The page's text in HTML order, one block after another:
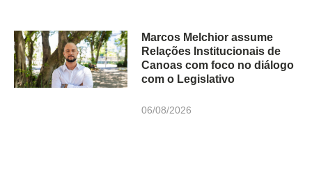
Marcos Melchior assume
Relações Institucionais de
Canoas com foco no diálogo
com o Legislativo
06/08/2026